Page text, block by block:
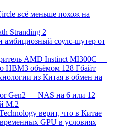
всё меньше похож на
Stranding 2
амбициозный соулс-шутер от
AMD Instinct MI300C —
HBM3 объёмом 128 Гбайт
из Китая в обмен на
Gen2 — NAS на 6 или 12
M.2
верит, что в Китае
GPU в условиях